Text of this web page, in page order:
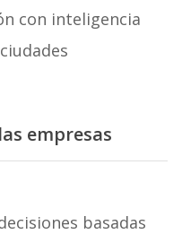
con inteligencia
empresas
basadas